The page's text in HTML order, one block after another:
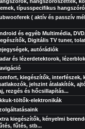
típusspecifikus
( aktív és passzív
és egyéb Multimédia,
Digitális TV tuner,
autórádiók
és lézerdetektorok,
kiegészítők, interfészek,
jelszint átalakítók,
rezgés és hőcsillapítás...
töltők-elektronikák
kiegészítők, kényelmi
fűtés, stb...